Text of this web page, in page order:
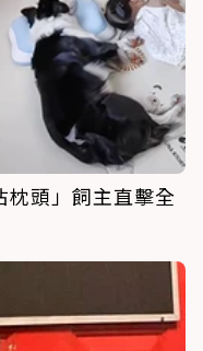
枕頭」飼主直擊全